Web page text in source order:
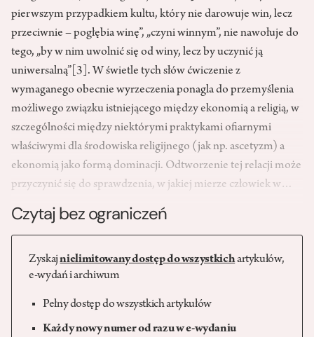
pierwszym przypadkiem kultu, który nie darowuje win, lecz
przeciwnie – pogłębia winę”, „czyni winnym”, nie nawołuje do
tego, „by w nim uwolnić się od winy, lecz by uczynić ją
uniwersalną” [3] . W świetle tych słów ćwiczenie z
wymaganego obecnie wyrzeczenia ponagla do przemyślenia
możliwego związku istniejącego między ekonomią a religią, w
szczególności między niektórymi praktykami ofiarnymi
właściwymi dla środowiska religijnego (jak np. ascetyzm) a
ekonomią jako formą dominacji. Odtworzenie tej relacji może
przyczynić się do sprawdzenia, w jakiej mierze człowiek w…
Czytaj bez ograniczeń
Zyskajnielimitowany dostęp do wszystkichartykułów,
e-wydań i archiwum
Pełny dostęp do wszystkich artykułów
Każdy nowy numer od razu w e-wydaniu